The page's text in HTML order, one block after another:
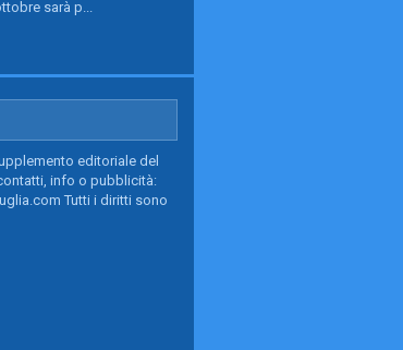
sarà p...
editoriale del
info o pubblicità:
Tutti i diritti sono